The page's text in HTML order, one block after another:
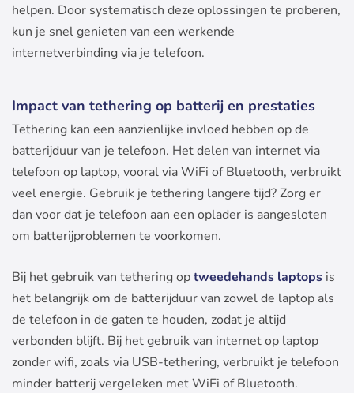
helpen. Door systematisch deze oplossingen te proberen,
kun je snel genieten van een werkende
internetverbinding via je telefoon.
Impact van tethering op batterij en prestaties
Tethering kan een aanzienlijke invloed hebben op de
batterijduur van je telefoon. Het delen van internet via
telefoon op laptop, vooral via WiFi of Bluetooth, verbruikt
veel energie. Gebruik je tethering langere tijd? Zorg er
dan voor dat je telefoon aan een oplader is aangesloten
om batterijproblemen te voorkomen.
Bij het gebruik van tethering optweedehands laptops is
het belangrijk om de batterijduur van zowel de laptop als
de telefoon in de gaten te houden, zodat je altijd
verbonden blijft. Bij het gebruik van internet op laptop
zonder wifi, zoals via USB-tethering, verbruikt je telefoon
minder batterij vergeleken met WiFi of Bluetooth.